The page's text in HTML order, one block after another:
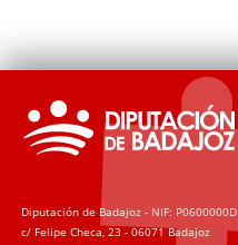
Diputación de Badajoz - NIF: P0600000D
c/ Felipe Checa, 23 - 06071 Badajoz